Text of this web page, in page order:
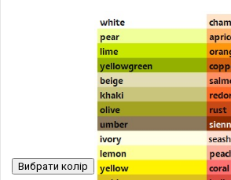
Вибрати колір